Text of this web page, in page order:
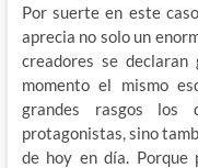
Por suerte en este
aprecia no solo un
creadores se
momento el mismo
grandes rasgos los
protagonistas, sino
de hoy en día. Porque